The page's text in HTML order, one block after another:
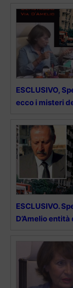
ESCLUSIVO,
ecco i misteri
ESCLUSIVO.
D’Amelio